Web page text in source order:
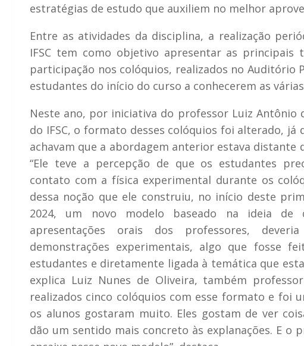
estratégias de estudo que auxiliem no melhor
Entre as atividades da disciplina, a realização
IFSC tem como objetivo apresentar as
participação nos colóquios, realizados no Auditório
estudantes do início do curso a conhecerem as
Neste ano, por iniciativa do professor Luiz Antônio
do IFSC, o formato desses colóquios foi alterado, já
achavam que a abordagem anterior estava distante
“Ele teve a percepção de que os estudantes
contato com a física experimental durante os
dessa noção que ele construiu, no início deste
2024, um novo modelo baseado na ideia de
apresentações orais dos professores,
demonstrações experimentais, algo que fosse
estudantes e diretamente ligada à temática que
explica Luiz Nunes de Oliveira, também professor
realizados cinco colóquios com esse formato e foi
os alunos gostaram muito. Eles gostam de ver
dão um sentido mais concreto às explanações. E